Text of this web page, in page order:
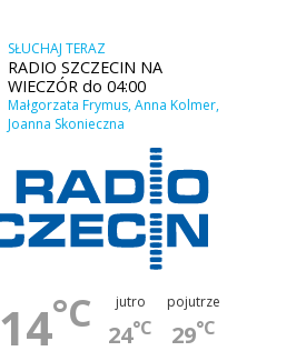
SŁUCHAJ TERAZ
RADIO SZCZECIN NA
WIECZÓR do 04:00
Małgorzata Frymus, Anna Kolmer,
Joanna Skonieczna
14°C jutro
24°C
pojutrze
29°C